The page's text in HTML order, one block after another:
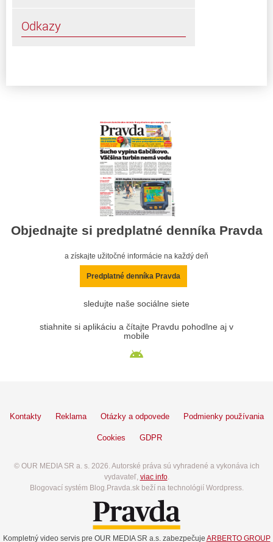
Odkazy
Objednajte si predplatné denníka Pravda
a získajte užitočné informácie na každý deň
Predplatné denníka Pravda
sledujte naše sociálne siete
stiahnite si aplikáciu a čítajte Pravdu pohodlne aj v
mobile
Kontakty Reklama Otázky a odpovede Podmienky používania
Cookies GDPR
© OUR MEDIA SR a. s. 2026. Autorské práva sú vyhradené a vykonáva ich
vydavateľ, viac info.
Blogovací systém Blog.Pravda.sk beží na technológií Wordpress.
Kompletný video servis pre OUR MEDIA SR a.s. zabezpečuje ARBERTO GROUP